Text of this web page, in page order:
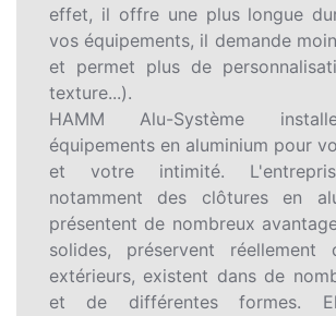
effet, il offre une plus longue
vos équipements, il demande
et permet plus de
texture...).
HAMM Alu-Système
équipements en aluminium pour
et votre intimité.
notamment des clôtures en
présentent de nombreux
solides, préservent réellement
extérieurs, existent dans de
et de différentes formes.